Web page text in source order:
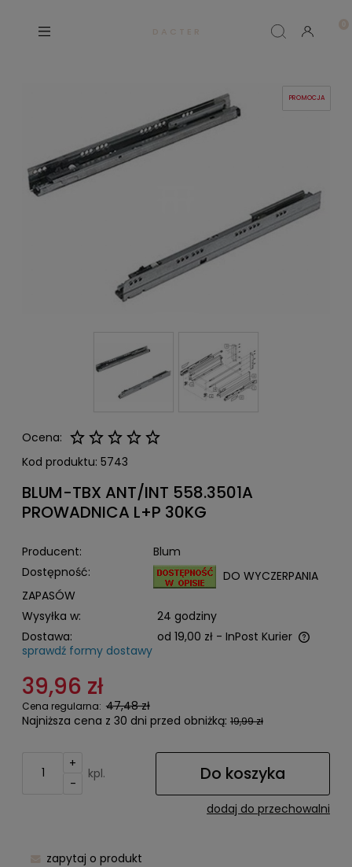
D A C T E R
PROMOCJA
Ocena:
Kod produktu: 5743
BLUM-TBX ANT/INT 558.3501A
PROWADNICA L+P 30KG
Producent:
Blum
Dostępność:
DO WYCZERPANIA
ZAPASÓW
Wysyłka w:
24 godziny
Dostawa:
od 19,00 zł - InPost Kurier
Cena nie zawiera ewentualnych kosztów płatności
sprawdź formy dostawy
39,96 zł
Cena regularna: 47,48 zł
Najniższa cena z 30 dni przed obniżką: 19,99 zł
+
-
kpl. Do koszyka
dodaj do przechowalni
zapytaj o produkt